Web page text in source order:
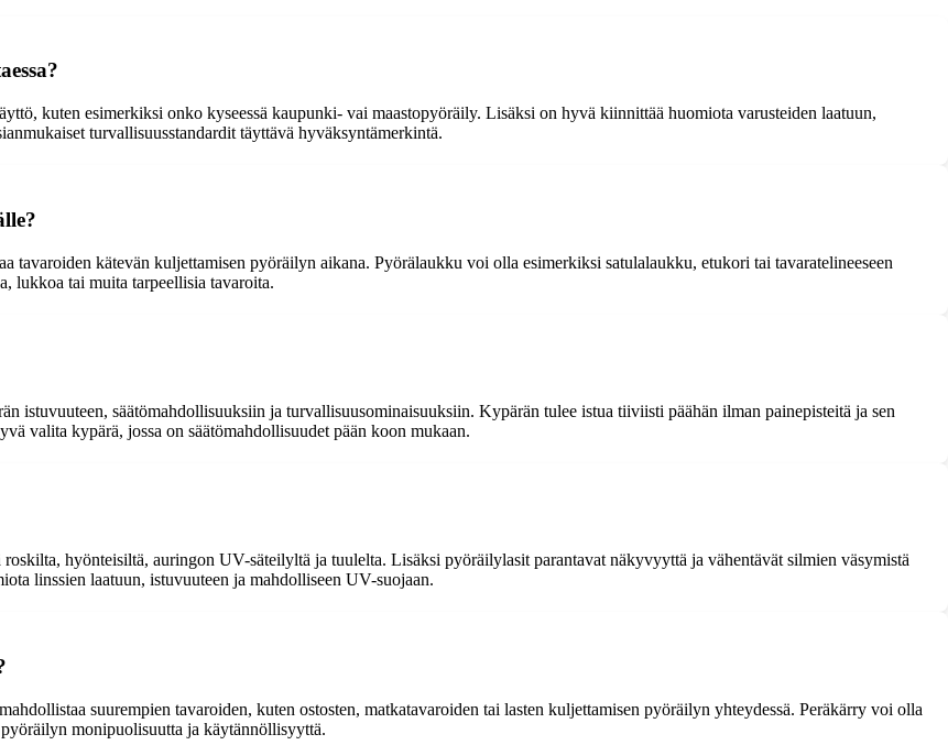
kuten esimerkiksi onko kyseessä kaupunki- vai maastopyöräily. Lisäksi on hyvä kiinnittää huomiota varusteiden laatuun,
turvallisuusstandardit täyttävä hyväksyntämerkintä.
tavaroiden kätevän kuljettamisen pyöräilyn aikana. Pyörälaukku voi olla esimerkiksi satulalaukku, etukori tai tavaratelineeseen
lukkoa tai muita tarpeellisia tavaroita.
istuvuuteen, säätömahdollisuuksiin ja turvallisuusominaisuuksiin. Kypärän tulee istua tiiviisti päähän ilman painepisteitä ja sen
valita kypärä, jossa on säätömahdollisuudet pään koon mukaan.
hyönteisiltä, auringon UV-säteilyltä ja tuulelta. Lisäksi pyöräilylasit parantavat näkyvyyttä ja vähentävät silmien väsymistä
linssien laatuun, istuvuuteen ja mahdolliseen UV-suojaan.
suurempien tavaroiden, kuten ostosten, matkatavaroiden tai lasten kuljettamisen pyöräilyn yhteydessä. Peräkärry voi olla
monipuolisuutta ja käytännöllisyyttä.